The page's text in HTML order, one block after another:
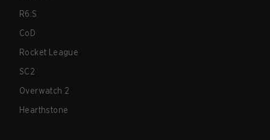
R6:S
CoD
Rocket League
SC2
Overwatch 2
Hearthstone